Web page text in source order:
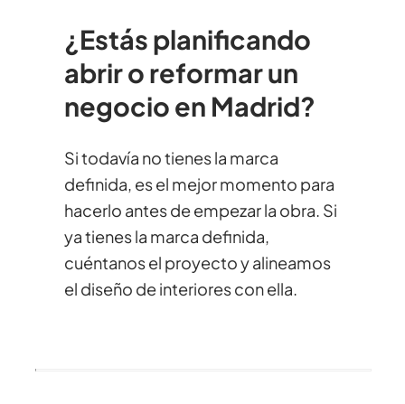
¿Estás planificando
abrir o reformar un
negocio en Madrid?
Si todavía no tienes la marca
definida, es el mejor momento para
hacerlo antes de empezar la obra. Si
ya tienes la marca definida,
cuéntanos el proyecto y alineamos
el diseño de interiores con ella.